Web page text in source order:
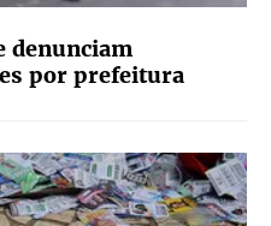
denunciam
por prefeitura